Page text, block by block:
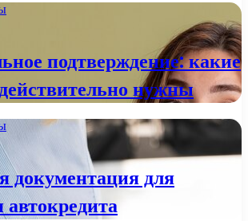
подтверждение: какие
нужны
документация для